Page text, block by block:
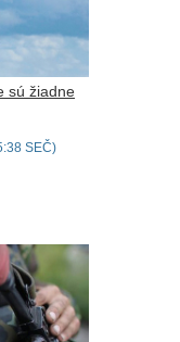
sú žiadne
SEČ)